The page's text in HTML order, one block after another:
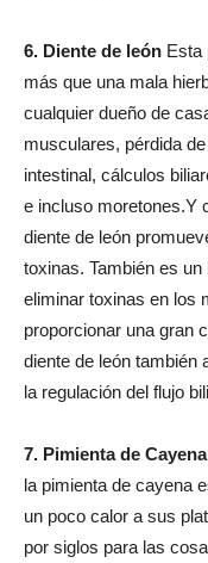
6. Diente de león Esta
más que una mala
cualquier dueño de
musculares, pérdida
intestinal, cálculos
e incluso moretones.Y
diente de león
toxinas. También es
eliminar toxinas en los
proporcionar una gran
diente de león también
la regulación del flujo
7. Pimienta de Cayena
la pimienta de cayena
un poco calor a sus
por siglos para las